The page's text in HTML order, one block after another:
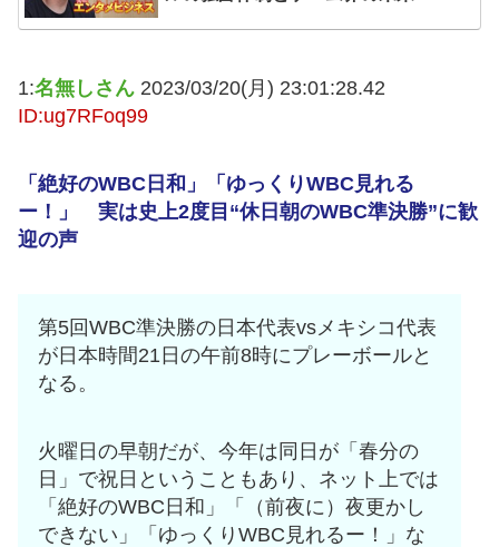
1:名無しさん 2023/03/20(月) 23:01:28.42
ID:ug7RFoq99
「絶好のWBC日和」「ゆっくりWBC見れる
ー！」 実は史上2度目“休日朝のWBC準決勝”に歓
迎の声
第5回WBC準決勝の日本代表vsメキシコ代表
が日本時間21日の午前8時にプレーボールと
なる。
火曜日の早朝だが、今年は同日が「春分の
日」で祝日ということもあり、ネット上では
「絶好のWBC日和」「（前夜に）夜更かし
できない」「ゆっくりWBC見れるー！」な